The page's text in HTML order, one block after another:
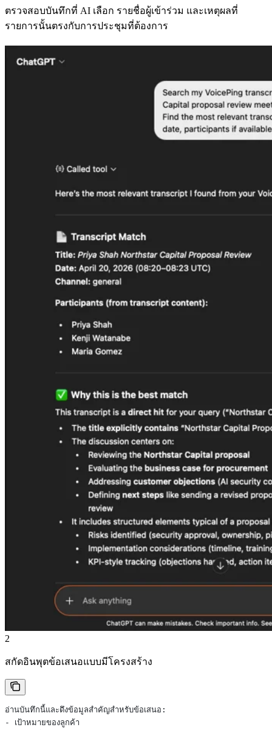
ตรวจสอบบันทึกที่ AI เลือก รายชื่อผู้เข้าร่วม และเหตุผลที่
รายการนั้นตรงกับการประชุมที่ต้องการ
2
สกัดอินพุตข้อเสนอแบบมีโครงสร้าง
อ่านบันทึกนี้และดึงข้อมูลสำคัญสำหรับข้อเสนอ:
- เป้าหมายของลูกค้า